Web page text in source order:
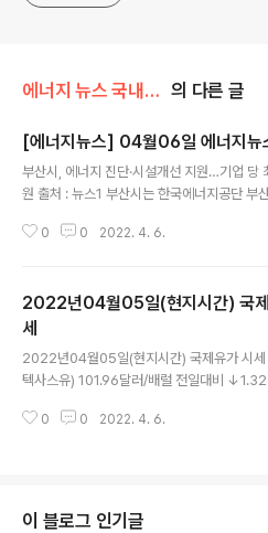
에너지 뉴스 국내&해외 의 다른 글
[에너지뉴스] 04월06일 에너지뉴
부산시, 에너지 진단·시설개선 지원…기업 당
원 출처 : 뉴스1 부산시는 한국에너지공단 부
지원사업'을 추진한다고 5일 밝혔다. 이번에
해 기업 맞춤형 에너지 진단과 에너지 절감 효
위주의 시설개선을 진행한다. (뉴스 이어보기)
0 0 2022. 4. 6.
2022년04월05일(현지시간) 국제
세
2022년04월05일(현지시간) 국제유가 시
텍사스유) 101.96달러/배럴 전일대비
럴 전일대비 ↓0.89 (-0.83%) ICE 기준
0 0 2022. 4. 6.
이 블로그 인기글